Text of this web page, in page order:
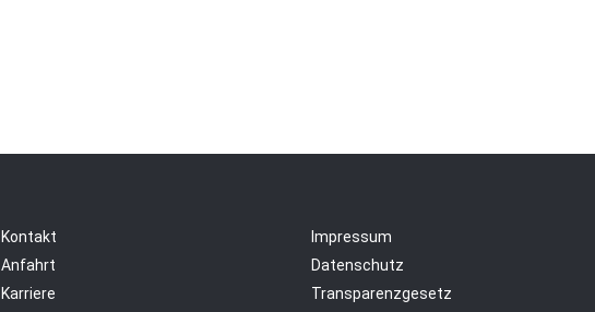
Kontakt
Anfahrt
Karriere
Impressum
Datenschutz
Transparenzgesetz